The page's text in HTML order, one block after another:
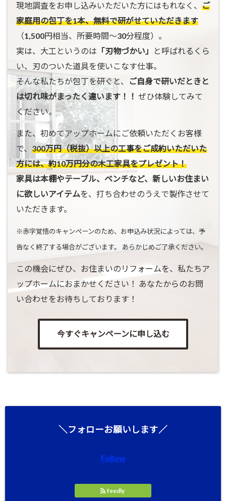
現地調査をお申し込みいただいた方にはもれなく、 ご
家庭用の包丁を1本、無料で研がせていただきます
（1,500円相当、所要時間〜30分程度）。
実は、大工というのは 「刃物づかい」
と呼ばれるくら
い、刃のついた道具を使いこなす仕事。
そんな私たちが包丁を研ぐと、
ご自身で研いだときと
は切れ味がまったく違います！！ ぜひ体験してみて
ください。
また、初めてアップホームにご依頼いただくお客様
で、 300万円（税抜）以上の工事をご成約いただいた
方には、約10万円分の木工家具をプレゼント！
家具は本棚やテーブル、ベンチなど、新しいお住まい
に欲しいアイテムを、打ち合わせのうえで製作させて
いただきます。
※赤字覚悟のキャンペーンのため、お申込み状況によっては、予
告なく終了する場合がございます。 あらかじめご了承ください。
この機会にぜひ、お住まいのリフォームを、私たちア
ップホームにおまかせください！ あなたからのお問
い合わせをお待ちしております！
今すぐキャンペーンに申し込む
＼フォローお願いします／
Follow
feedly